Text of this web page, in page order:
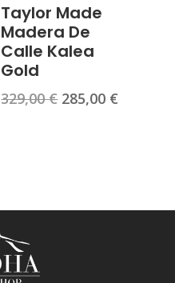
Taylor Made
Madera De
Calle Kalea
Gold
329,00€ El
285,00 €